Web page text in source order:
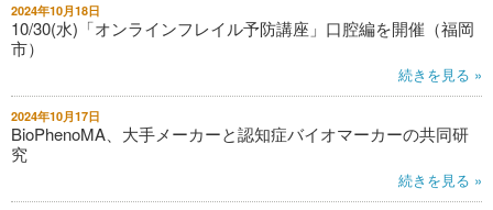
2024年10月18日
10/30(水)「オンラインフレイル予防講座」口腔編を開催（福岡
市）
続きを見る »
2024年10月17日
BioPhenoMA、大手メーカーと認知症バイオマーカーの共同研
究
続きを見る »